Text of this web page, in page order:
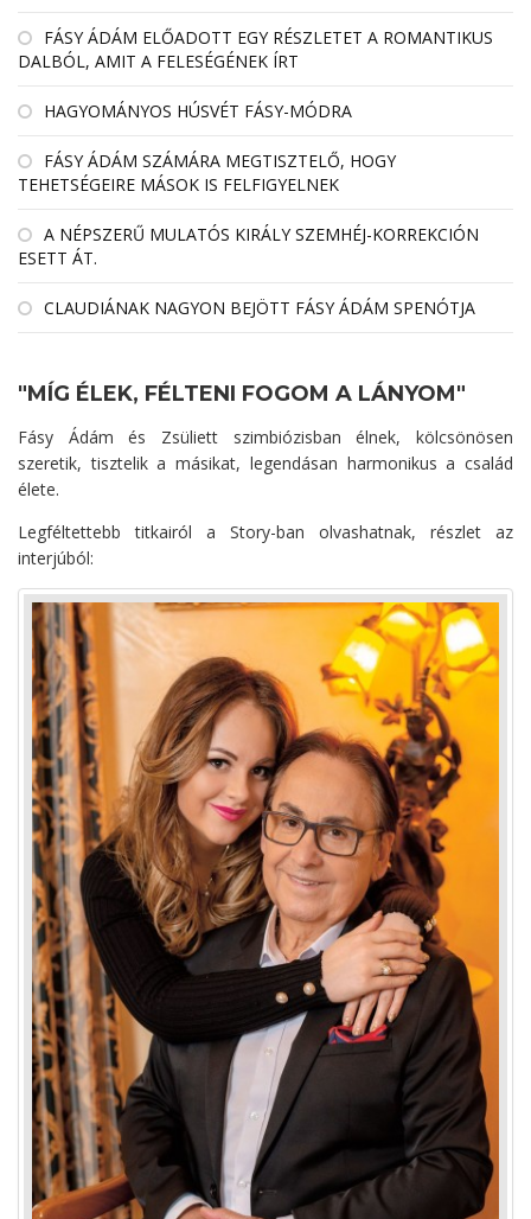
FÁSY ÁDÁM ELŐADOTT EGY RÉSZLETET A ROMANTIKUS
DALBÓL, AMIT A FELESÉGÉNEK ÍRT
HAGYOMÁNYOS HÚSVÉT FÁSY-MÓDRA
FÁSY ÁDÁM SZÁMÁRA MEGTISZTELŐ, HOGY
TEHETSÉGEIRE MÁSOK IS FELFIGYELNEK
A NÉPSZERŰ MULATÓS KIRÁLY SZEMHÉJ-KORREKCIÓN
ESETT ÁT.
CLAUDIÁNAK NAGYON BEJÖTT FÁSY ÁDÁM SPENÓTJA
"MÍG ÉLEK, FÉLTENI FOGOM A LÁNYOM"
Fásy Ádám és Zsüliett szimbiózisban élnek, kölcsönösen
szeretik, tisztelik a másikat, legendásan harmonikus a család
élete.
Legféltettebb titkairól a Story-ban olvashatnak, részlet az
interjúból: